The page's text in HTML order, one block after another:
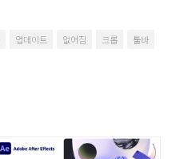
업데이트 없어짐 크롭
툴바